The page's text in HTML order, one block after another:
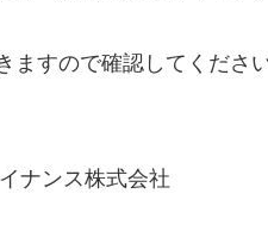
ますので確認してください
ナンス株式会社